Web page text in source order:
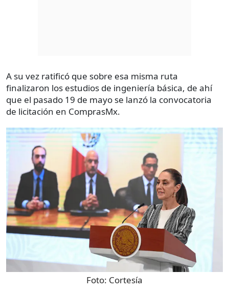
A su vez ratificó que sobre esa misma ruta
finalizaron los estudios de ingeniería básica, de ahí
que el pasado 19 de mayo se lanzó la convocatoria
de licitación en ComprasMx.
Foto: Cortesía